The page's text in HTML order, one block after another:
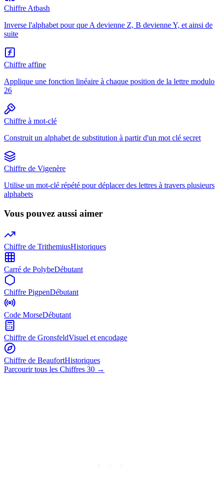
Chiffre Atbash
Inverse l'alphabet pour que A devienne Z, B devienne Y, et ainsi de
suite
Chiffre affine
Applique une fonction linéaire à chaque position de la lettre modulo
26
Chiffre à mot-clé
Construit un alphabet de substitution à partir d'un mot clé secret
Chiffre de Vigenère
Utilise un mot-clé répété pour déplacer des lettres à travers plusieurs
alphabets
Vous pouvez aussi aimer
Chiffre de TrithemiusHistoriques
Carré de PolybeDébutant
Chiffre PigpenDébutant
Code MorseDébutant
Chiffre de GronsfeldVisuel et encodage
Chiffre de BeaufortHistoriques
Parcourir tous les Chiffres 30 →